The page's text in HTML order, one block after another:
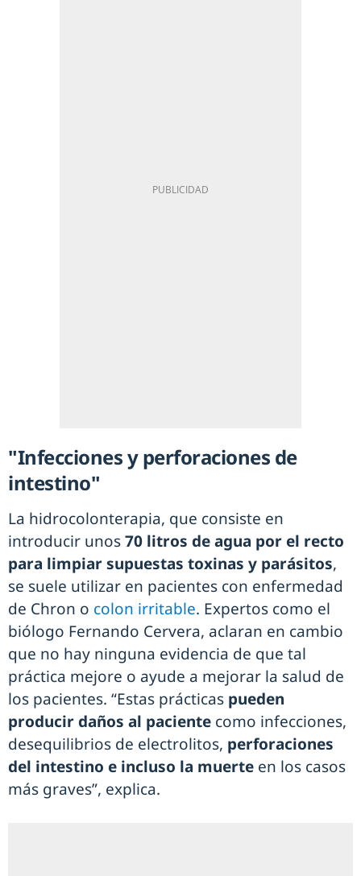
"Infecciones y perforaciones de
intestino"
La hidrocolonterapia, que consiste en
introducir unos70 litros de agua por el recto
para limpiar supuestas toxinas y parásitos,
se suele utilizar en pacientes con enfermedad
de Chron o colon irritable. Expertos como el
biólogo Fernando Cervera, aclaran en cambio
que no hay ninguna evidencia de que tal
práctica mejore o ayude a mejorar la salud de
los pacientes. “Estas prácticas pueden
producir daños al paciente como infecciones,
desequilibrios de electrolitos, perforaciones
del intestino e incluso la muerte en los casos
más graves”, explica.